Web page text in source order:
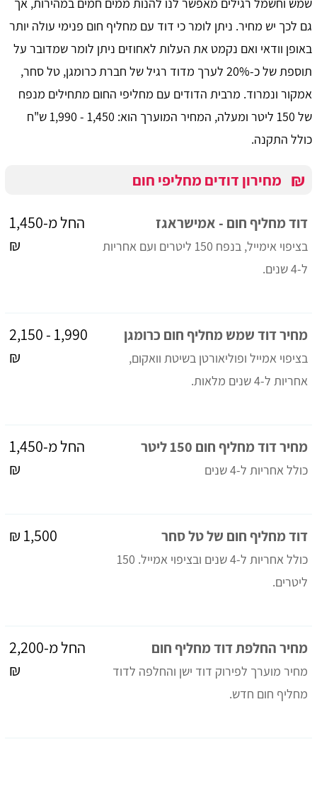
גם לכך יש מחיר. ניתן לומר כי דוד עם מחליף חום פנימי עולה יותר
באופן וודאי ואם נקמט את העלות לאחוזים ניתן לומר שמדובר על
תוספת של כ-20% לערך מדוד רגיל של חברת כרומגן, טל סחר,
אמקור ונמרוד. מרבית הדודים עם מחליפי החום מתחילים מנפח
של 150 ליטר ומעלה, המחיר המוערך הוא: 1,450 - 1,990 ש"ח
כולל התקנה.
₪ מחירון דודים מחליפי חום
דוד מחליף חום - אמישראגז
בציפוי אימייל, בנפח 150 ליטרים ועם אחריות
ל-4 שנים.
החל מ-1,450
₪
מחיר דוד שמש מחליף חום כרומגן
בציפוי אמייל ופוליאורטן בשיטת וואקום,
אחריות ל-4 שנים מלאות.
1,990 - 2,150
₪
מחיר דוד מחליף חום 150 ליטר
כולל אחריות ל-4 שנים
החל מ-1,450
₪
דוד מחליף חום של טל סחר
כולל אחריות ל-4 שנים ובציפוי אמייל. 150
ליטרים.
1,500 ₪
מחיר החלפת דוד מחליף חום
מחיר מוערך לפירוק דוד ישן והחלפה לדוד
מחליף חום חדש.
החל מ-2,200
₪